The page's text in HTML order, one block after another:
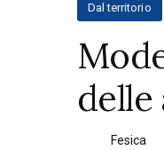
Dal territorio
delle
Fesica